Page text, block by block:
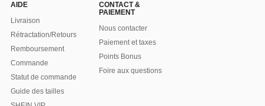
AIDE
Livraison
Rétractation/Retours
Remboursement
Commande
Statut de commande
Guide des tailles
CONTACT &
PAIEMENT
Nous contacter
Paiement et taxes
Points Bonus
Foire aux questions